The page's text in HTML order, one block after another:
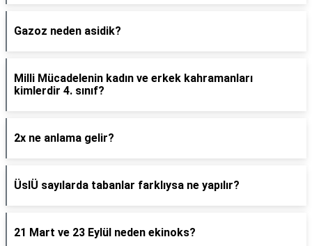
Gazoz neden asidik?
Milli Mücadelenin kadın ve erkek kahramanları
kimlerdir 4. sınıf?
2x ne anlama gelir?
ÜslÜ sayılarda tabanlar farklıysa ne yapılır?
21 Mart ve 23 Eylül neden ekinoks?